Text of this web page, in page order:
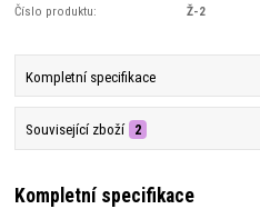
Číslo produktu: Ž-2
Kompletní specifikace
Související zboží 2
Kompletní specifikace